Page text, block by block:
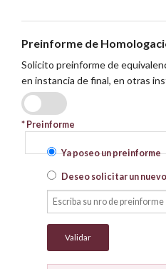
Preinforme de
Solicito preinforme de
en instancia de final, en otras
NO
* Preinforme
Ya poseo un preinforme
Deseo solicitar un